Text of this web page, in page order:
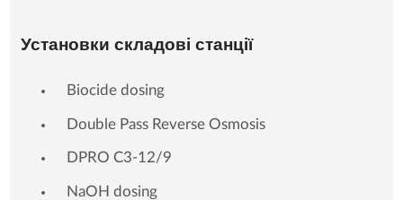
Установки складові станції
Biocide dosing
Double Pass Reverse Osmosis
DPRO C3-12/9
NaOH dosing